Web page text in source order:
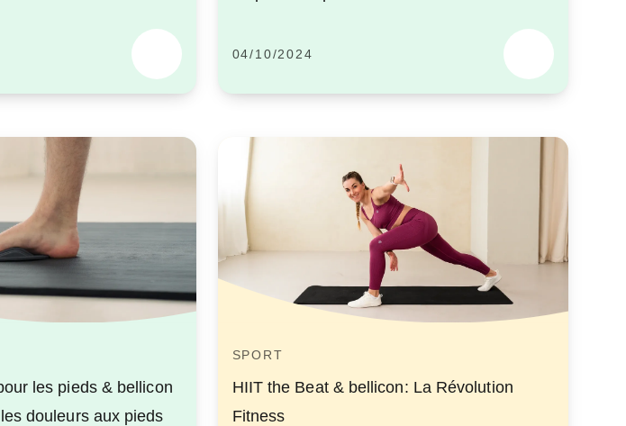
04/10/2024
les pieds & bellicon
douleurs aux pieds
SPORT
HIIT the Beat & bellicon: La Révolution
Fitness